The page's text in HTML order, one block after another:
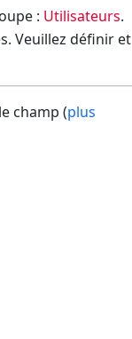
: Utilisateurs.
Veuillez définir et
champ (plus